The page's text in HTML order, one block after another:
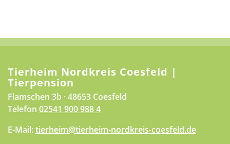
Tierheim Nordkreis Coesfeld |
Tierpension
Flamschen 3b · 48653 Coesfeld
Telefon 02541 900 988 4
E-Mail:tierheim@tierheim-nordkreis-coesfeld.de